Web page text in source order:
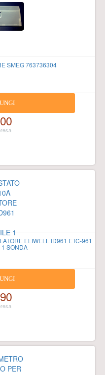
SMEG 763736304
ELIWELL ID961 ETC-961
1 SONDA